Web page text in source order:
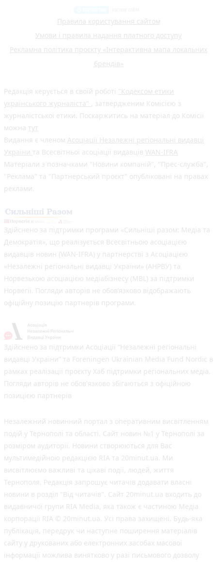
Правила користування сайтом
Умови і правила надання платного доступу
Рекламна політика проєкту «Інтерактивна мапа локальних
брендів»
Редакція керується в своїй роботі "Кодексом етики
українського журналіста" , затвердженим Комісією з
журналістської етики. Поскаржитись на матеріал до Комісії
можна тут
Видання є членом Асоціації Незалежні регіональні видавці
України та Всесвітньої асоціації видавців WAN-IFRA
Матеріали з позначками "Новини компаній", "Прес-служба",
"Реклама" та "Партнерський проєкт" опубліковані на правах
реклами.
Здійснено за підтримки програми «Сильніші разом: Медіа та
Демократія», що реалізується Всесвітньою асоціацією
видавців новин (WAN-IFRA) у партнерстві з Асоціацією
«Незалежні регіональні видавці України» (АНРВУ) та
Норвезькою асоціацією медіабізнесу (MBL) за підтримки
Норвегії. Погляди авторів не обов’язково відображають
офіційну позицію партнерів програми.
Здійснено за підтримки Асоціації “Незалежні регіональні
видавці України” та Foreningen Ukrainian Media Fund Nordic в
рамках реалізації проєкту Хаб підтримки регіональних медіа.
Погляди авторів не обов'язково збігаються з офіційною
позицією партнерів
Незалежний новинний портал з оперативним висвітленням
подій у Тернополі та області. Сайт новин №1 у Тернополі за
розміром аудиторії. Новини створюються для Вас
мультимедійною редакцією RIA та 20minut.ua. Ми
висвітлюємо важливі та цікаві події, людей, життя
Тернополя. Редакція запрошує читачів додавати власні
новини в розділ "Від читачів". Сайт 20minut.ua входить до
видавничої групи RIA Media, яка також є частиною Медіа
корпорації RIA © 20minut.ua. Усі права захищені. Будь-яка
публiкацiя, передрук чи наступне поширення матеріалів
сайту у друкованих або електронних засобах масової
інформації можлива винятково у разі письмового дозволу